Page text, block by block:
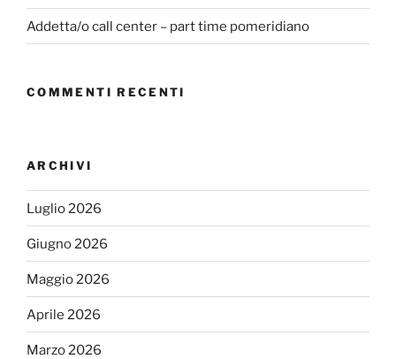
Addetta/o call center – part time pomeridiano
COMMENTI RECENTI
ARCHIVI
Luglio 2026
Giugno 2026
Maggio 2026
Aprile 2026
Marzo 2026